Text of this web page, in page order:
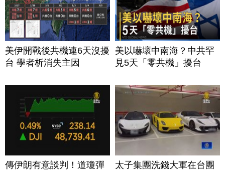
美伊開戰後共機連6天沒擾
台 學者析消失主因
美以嚇壞中南海？中共罕
見5天「零共機」擾台
傳伊朗有意談判！道瓊彈
太子集團洗錢大軍在台團